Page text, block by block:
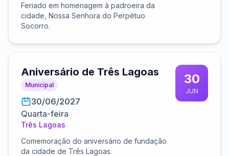
Feriado em homenagem à padroeira da
cidade, Nossa Senhora do Perpétuo
Socorro.
Aniversário de Três Lagoas
Municipal
30/06/2027
Quarta-feira
Três Lagoas
Comemoração do aniversário de fundação
da cidade de Três Lagoas.
30
JUN